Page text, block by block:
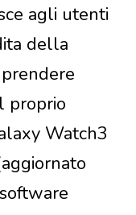
agli utenti
della
proprio
Watch3